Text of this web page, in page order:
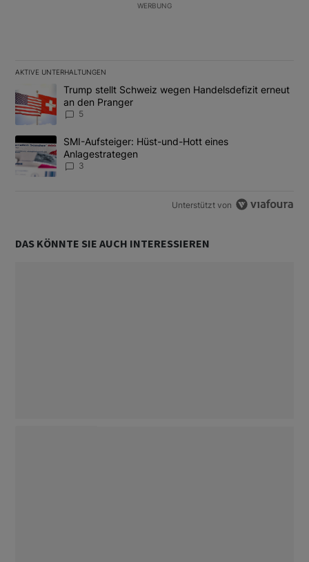
WERBUNG
AKTIVE UNTERHALTUNGEN
Ein Trendartikel mit dem Titel "Trump stellt Schweiz wegen
Trump stellt Schweiz wegen Handelsdefizit erneut
an den Pranger
5
Ein Trendartikel mit dem Titel "SMI-Aufsteiger: Hüst-und-Hott
SMI-Aufsteiger: Hüst-und-Hott eines
Anlagestrategen
3
Unterstützt von
DAS KÖNNTE SIE AUCH INTERESSIEREN